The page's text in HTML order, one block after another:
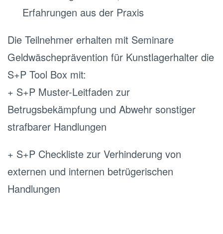
Erfahrungen aus der Praxis
Die Teilnehmer erhalten mit Seminare
Geldwäscheprävention für Kunstlagerhalter die
S+P Tool Box mit:
+ S+P Muster-Leitfaden zur
Betrugsbekämpfung und Abwehr sonstiger
strafbarer Handlungen
+ S+P Checkliste zur Verhinderung von
externen und internen betrügerischen
Handlungen